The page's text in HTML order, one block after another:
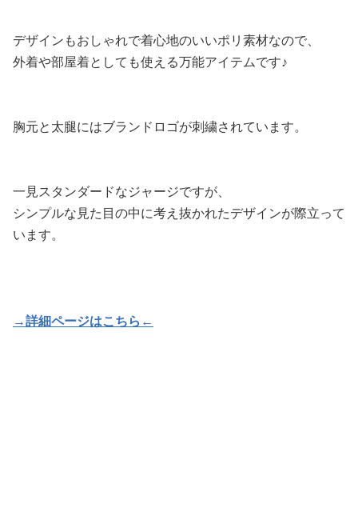
デザインもおしゃれで着心地のいいポリ素材なので、
外着や部屋着としても使える万能アイテムです♪
胸元と太腿にはブランドロゴが刺繍されています。
一見スタンダードなジャージですが、
シンプルな見た目の中に考え抜かれたデザインが際立って
います。
→詳細ページはこちら←